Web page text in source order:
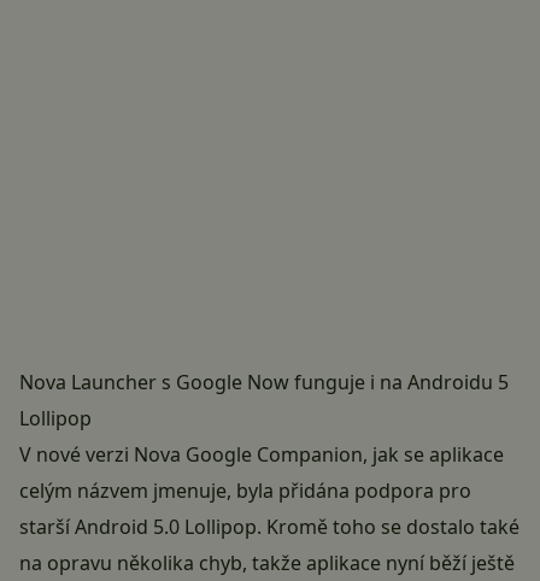
Nova Launcher s Google Now funguje i na Androidu 5
Lollipop
V nové verzi Nova Google Companion, jak se aplikace
celým názvem jmenuje, byla přidána podpora pro
starší Android 5.0 Lollipop. Kromě toho se dostalo také
na opravu několika chyb, takže aplikace nyní běží ještě